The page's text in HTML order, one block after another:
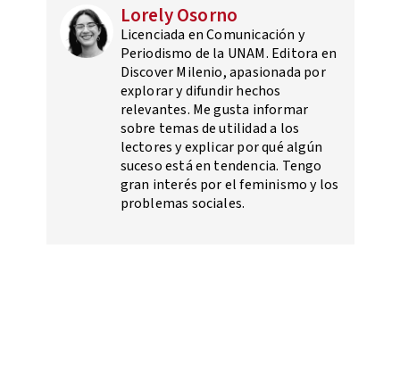
Lorely Osorno
Licenciada en Comunicación y
Periodismo de la UNAM. Editora en
Discover Milenio, apasionada por
explorar y difundir hechos
relevantes. Me gusta informar
sobre temas de utilidad a los
lectores y explicar por qué algún
suceso está en tendencia. Tengo
gran interés por el feminismo y los
problemas sociales.